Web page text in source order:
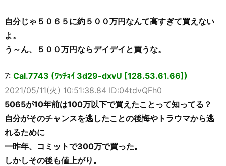
自分じゃ５０６５に約５００万円なんて高すぎて買えない
よ。
う～ん、５００万円ならデイデイと買うな。
7: Cal.7743 (ﾜｯﾁｮｲ 3d29-dxvU [128.53.61.66])
2021/05/11(火) 10:51:38.84 ID:04tdvQFh0
5065が10年前は100万以下で買えたことって知ってる？
自分がそのチャンスを逃したことの後悔やトラウマから逃
れるために
一昨年、コミットで300万で買った。
しかしその後も値上がり。